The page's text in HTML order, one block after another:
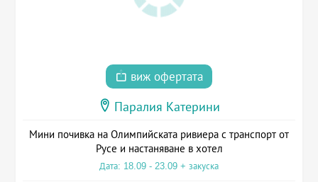
виж офертата
Паралия Катерини
Мини почивка на Олимпийската ривиера с транспорт от
Русе и настаняване в хотел
Дата: 18.09 - 23.09 + закуска